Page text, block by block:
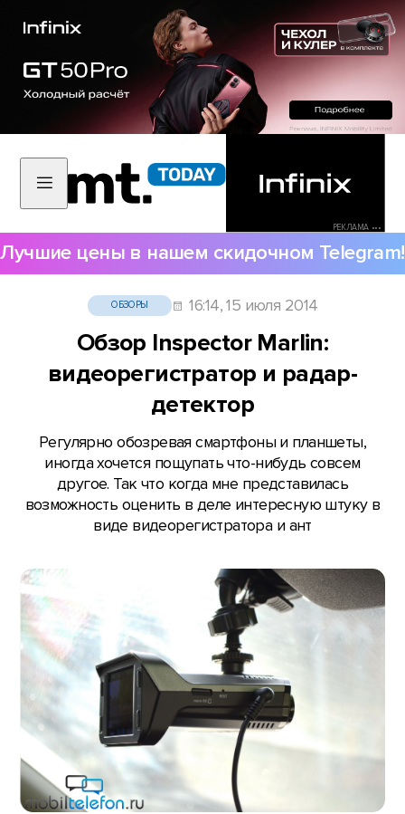
РЕКЛАМА •••
Лучшие цены в нашем скидочном Telegram!
ОБЗОРЫ 16:14, 15 июля 2014
Обзор Inspector Marlin:
видеорегистратор и радар-
детектор
Регулярно обозревая смартфоны и планшеты,
иногда хочется пощупать что-нибудь совсем
другое. Так что когда мне представилась
возможность оценить в деле интересную штуку в
виде видеорегистратора и ант